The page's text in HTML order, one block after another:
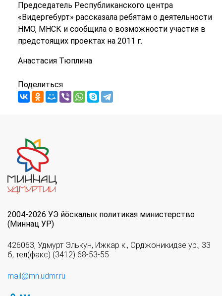
Председатель Республиканского центра
«Видергебурт» рассказала ребятам о деятельности
НМО, МНСК и сообщила о возможности участия в
предстоящих проектах на 2011 г.
Анастасия Тюплина
Поделиться
2004-2026 УЭ йöскалык политикая министерство
(Миннац УР)
426063, Удмурт Элькун, Ижкар к., Орджоникидзе ур., 33
б, тел(факс) (3412) 68-53-55
mail@mn.udmr.ru